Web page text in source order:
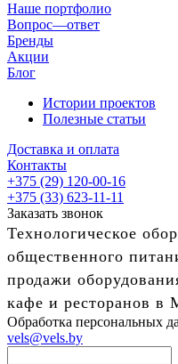
Наше портфолио
Вопрос—ответ
Бренды
Акции
Блог
Истории проектов
Полезные статьи
Доставка и оплата
Контакты
+375 (29) 120-00-16
+375 (33) 623-11-11
Заказать звонок
Технологическое
общественного
продажи
кафе и ресторанов в
Обработка персональных
vels@vels.by